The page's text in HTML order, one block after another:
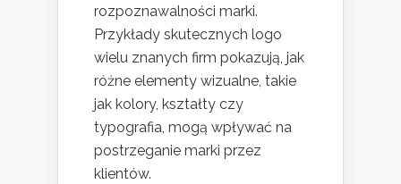
rozpoznawalności marki.
Przykłady skutecznych logo
wielu znanych firm pokazują, jak
różne elementy wizualne, takie
jak kolory, kształty czy
typografia, mogą wpływać na
postrzeganie marki przez
klientów.